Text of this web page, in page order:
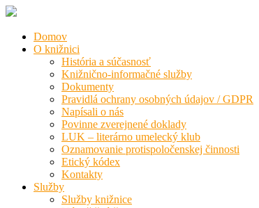
Domov
O knižnici
História a súčasnosť
Knižnično-informačné služby
Dokumenty
Pravidlá ochrany osobných údajov / GDPR
Napísali o nás
Povinne zverejnené doklady
LUK – literárno umelecký klub
Oznamovanie protispoločenskej činnosti
Etický kódex
Kontakty
Služby
Služby knižnice